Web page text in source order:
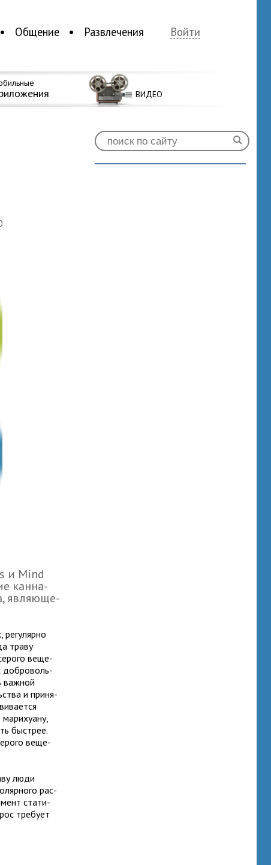
Общение Развлечения Войти
ВИДЕО
и Mind
кан­на­
явля­ю­ще­
регу­лярно
траву
веще­
доб­ро­воль­
важ­ной
и при­ня­
мари­ху­ану,
быст­рее.
веще­
люди
рас­
ста­ти­
тре­бует